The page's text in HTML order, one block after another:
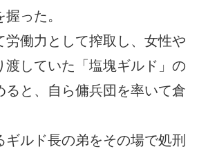
った。
労働力として搾取し、女性や
渡していた「塩塊ギルド」の
ると、自ら傭兵団を率いて倉
ギルド長の弟をその場で処刑